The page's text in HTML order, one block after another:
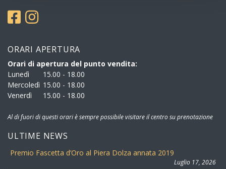
ORARI APERTURA
Orari di apertura del punto vendita:
Lunedì
15.00 - 18.00
Mercoledì 15.00 - 18.00
Venerdì
15.00 - 18.00
Al di fuori di questi orari è sempre possibile visitare il centro su prenotazione
ULTIME NEWS
Premio Fascetta d’Oro al Piera Dolza annata 2019
Luglio 17, 2026